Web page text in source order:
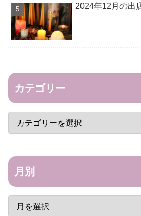
2024年12月の出
カテゴリー
月別